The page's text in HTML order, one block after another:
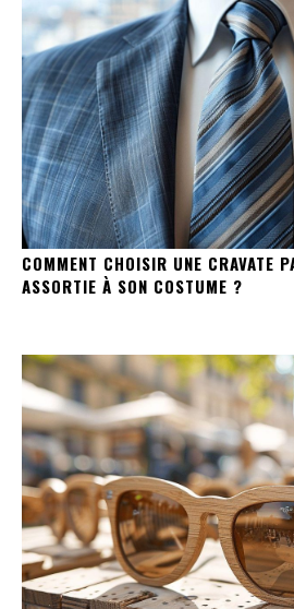
COMMENT CHOISIR UNE CRAVATE
ASSORTIE À SON COSTUME ?